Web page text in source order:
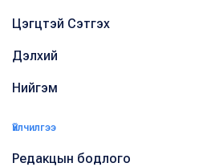
Цэгцтэй Сэтгэх
Дэлхий
Нийгэм
Үйлчилгээ
Редакцын бодлого